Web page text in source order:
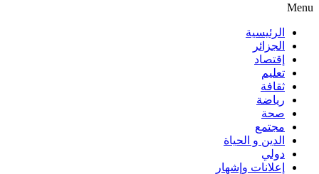
Menu
الرئيسية
الجزائر
إقتصاد
تعليم
ثقافة
رياضة
صحة
مجتمع
الدين و الحياة
دولي
إعلانات وإشهار